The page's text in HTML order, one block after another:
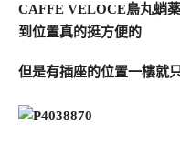
CAFFE VELOCE烏丸蛸
到位置真的挺方便的
但是有插座的位置一樓就